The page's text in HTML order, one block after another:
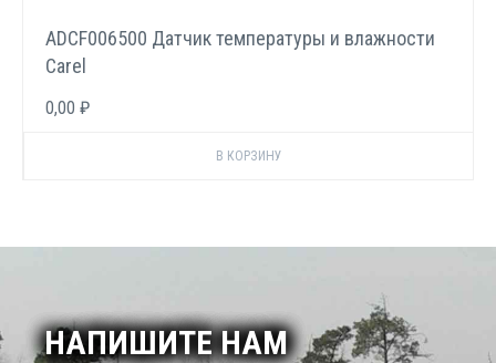
ADCF006500 Датчик температуры и влажности
Carel
0,00 ₽
НАПИШИТЕ НАМ